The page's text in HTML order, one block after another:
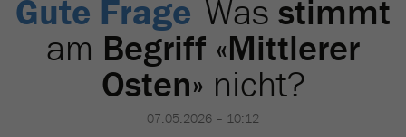
Gute Frage Was stimmt
am Begriff «Mittlerer
Osten» nicht?
07.05.2026 – 10:12